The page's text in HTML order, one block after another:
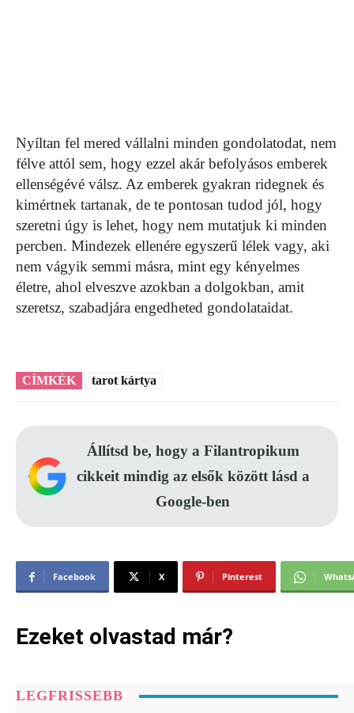
Nyíltan fel mered vállalni minden gondolatodat, nem
félve attól sem, hogy ezzel akár befolyásos emberek
ellenségévé válsz. Az emberek gyakran ridegnek és
kimértnek tartanak, de te pontosan tudod jól, hogy
szeretni úgy is lehet, hogy nem mutatjuk ki minden
percben. Mindezek ellenére egyszerű lélek vagy, aki
nem vágyik semmi másra, mint egy kényelmes
életre, ahol elveszve azokban a dolgokban, amit
szeretsz, szabadjára engedheted gondolataidat.
CÍMKÉK tarot kártya
Állítsd be, hogy a Filantropikum
cikkeit mindig az elsők között lásd a
Google-ben
Facebook X Pinterest
Ezeket olvastad már?
LEGFRISSEBB